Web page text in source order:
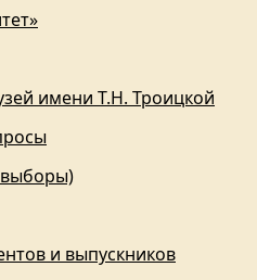
имени Т.Н. Троицкой
выборы)
и выпускников